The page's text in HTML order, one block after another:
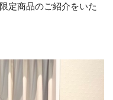
定商品のご紹介をいた